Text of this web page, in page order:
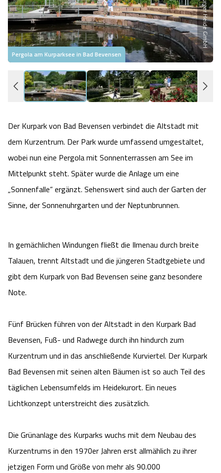
Heideflächen
Freizeitparks
Vital Urlaub
Städte
Ferienwohnungen
Ferienhäuser
Pensionen
Urlaub auf dem Bauernhof
Anreise
Kataloge
Videos
Shop
Naturpark Südheide
Naturerlebnis im Frühling
Naturerlebnis im Sommer
Naturerlebnis im Herbst
Naturerlebnis im Winter
Wandern
Fahrrad Urlaub
Kutschen
Tiere
HeideSpezialitäten
Unterkünfte
Naturhotels
Urlaub mit Hund
Quad Bahn Bispingen
Kletterparks
Designer Outlet Soltau
Abenteuerlabyrinth
Heide Himmel Baumwipfelpfad
Adventure Schnucken Golf
Serengeti Park
Weltvogelpark Walsrode
Wildpark Schwarze Berge
Wildpark Müden
Ralf Schumacher Kart & Bowl
Das verrückte Haus
Abenteuerland Trampolin-Park
Battle Kart Bispingen
Thermen
Vegan, Fasten & Co.
Gesund & Fit
Balance
Wellness-Kurzurlaub
Wellness-Unterkünfte
THERMEplus® Unterkünfte
Die Hansestadt Lüneburg
Sehenswürdigkeiten Lüneburg
Shopping Lüneburg
Kulinarisches Lüneburg
Unterkünfte Lüneburg
Veranstaltungen & Führungen Lüneburg
Die Residenzstadt Celle
Sehenswürdigkeiten Celle
Shopping Celle
Kulinarisches Celle
Veranstaltungen & Führungen Celle
Hoher Kontrast Modus:
Schriftgröße: A A A
Pergola am Kurparksee in Bad Bevensen
Der Kurpark von Bad Bevensen verbindet die Altstadt mit
dem Kurzentrum. Der Park wurde umfassend umgestaltet,
wobei nun eine Pergola mit Sonnenterrassen am See im
Mittelpunkt steht. Später wurde die Anlage um eine
„Sonnenfalle“ ergänzt. Sehenswert sind auch der Garten der
Sinne, der Sonnenuhrgarten und der Neptunbrunnen.
In gemächlichen Windungen fließt die Ilmenau durch breite
Talauen, trennt Altstadt und die jüngeren Stadtgebiete und
gibt dem Kurpark von Bad Bevensen seine ganz besondere
Note.
Fünf Brücken führen von der Altstadt in den Kurpark Bad
Bevensen, Fuß- und Radwege durch ihn hindurch zum
Kurzentrum und in das anschließende Kurviertel. Der Kurpark
Bad Bevensen mit seinen alten Bäumen ist so auch Teil des
täglichen Lebensumfelds im Heidekurort. Ein neues
Lichtkonzept unterstreicht dies zusätzlich.
Die Grünanlage des Kurparks wuchs mit dem Neubau des
Kurzentrums in den 1970er Jahren erst allmählich zu ihrer
jetzigen Form und Größe von mehr als 90.000